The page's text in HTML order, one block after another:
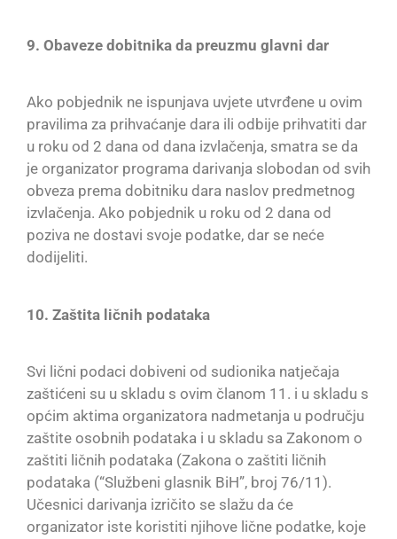
9. Obaveze dobitnika da preuzmu glavni dar
Ako pobjednik ne ispunjava uvjete utvrđene u ovim
pravilima za prihvaćanje dara ili odbije prihvatiti dar
u roku od 2 dana od dana izvlačenja, smatra se da
je organizator programa darivanja slobodan od svih
obveza prema dobitniku dara naslov predmetnog
izvlačenja. Ako pobjednik u roku od 2 dana od
poziva ne dostavi svoje podatke, dar se neće
dodijeliti.
10. Zaštita ličnih podataka
Svi lični podaci dobiveni od sudionika natječaja
zaštićeni su u skladu s ovim članom 11. i u skladu s
općim aktima organizatora nadmetanja u području
zaštite osobnih podataka i u skladu sa Zakonom o
zaštiti ličnih podataka (Zakona o zaštiti ličnih
podataka (“Službeni glasnik BiH”, broj 76/11).
Učesnici darivanja izričito se slažu da će
organizator iste koristiti njihove lične podatke, koje